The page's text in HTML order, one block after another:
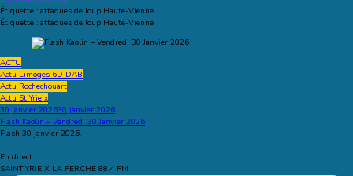
Étiquette : attaques de loup Haute-Vienne
Étiquette : attaques de loup Haute-Vienne
ACTU
Actu Limoges 6D DAB
Actu Rochechouart
Actu St Yrieix
30 janvier 202630 janvier 2026
Flash Kaolin – Vendredi 30 Janvier 2026
Flash 30 janvier 2026.
En direct
SAINT YRIEIX LA PERCHE 88.4 FM